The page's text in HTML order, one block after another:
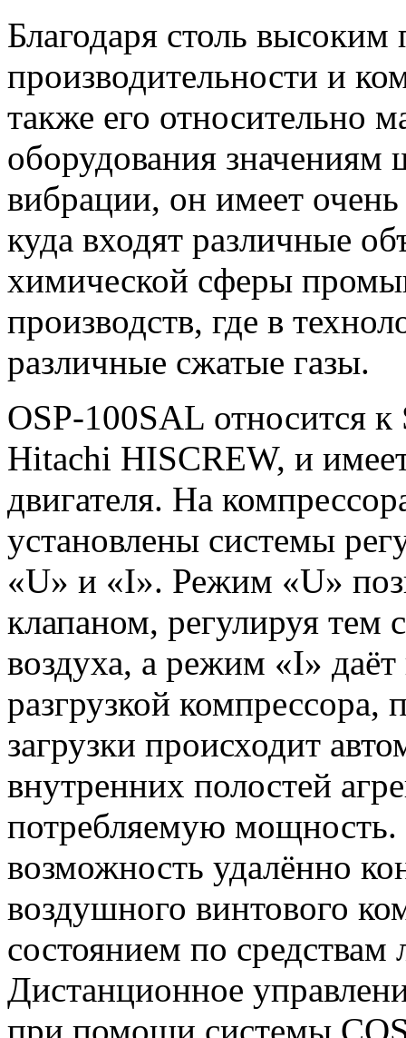
Благодаря столь высоким
производительности и
также его относительно
оборудования значениям
вибрации, он имеет
куда входят различные
химической сферы
производств, где в
различные сжатые газы.
OSP-100SAL относится
Hitachi HISCREW, и
двигателя. На
установлены системы
«U» и «I». Режим «U»
клапаном, регулируя
воздуха, а режим «I»
разгрузкой
загрузки происходит
внутренних полостей
потребляемую
возможность удалённо
воздушного винтового
состоянием по
Дистанционное
при помощи системы